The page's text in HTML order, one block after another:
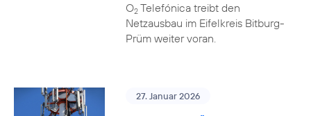
O2Telefónica treibt den
Netzausbau im Eifelkreis Bitburg-
Prüm weiter voran.
27. Januar 2026